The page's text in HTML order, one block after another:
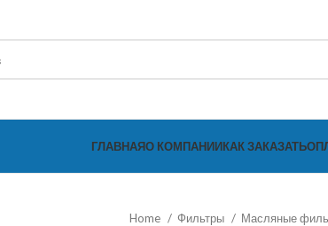
ГЛАВНАЯО КОМПАНИИКАК ЗАКАЗАТЬ
Home Фильтры
Масляные